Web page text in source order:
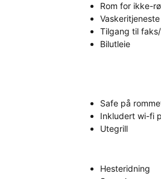
Rom for ikke-
Vaskeritjeneste
Tilgang til
Bilutleie
Safe på
Inkludert wi-fi
Utegrill
Hesteridning